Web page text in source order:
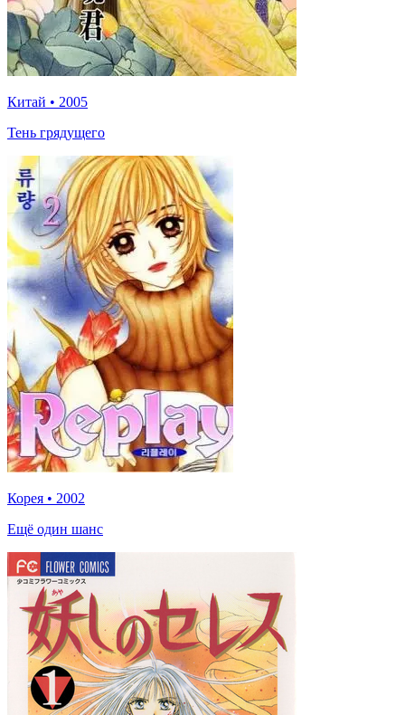
Китай • 2005
Тень грядущего
Корея • 2002
Ещё один шанс